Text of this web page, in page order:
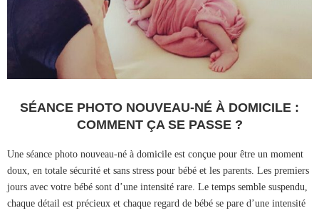
SÉANCE PHOTO NOUVEAU-NÉ À DOMICILE :
COMMENT ÇA SE PASSE ?
Une séance photo nouveau-né à domicile est conçue pour être un moment
doux, en totale sécurité et sans stress pour bébé et les parents. Les premiers
jours avec votre bébé sont d’une intensité rare. Le temps semble suspendu,
chaque détail est précieux et chaque regard de bébé se pare d’une intensité